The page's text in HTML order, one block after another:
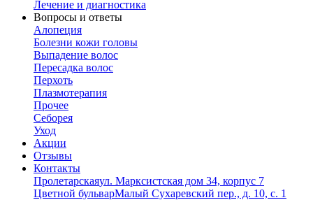
Лечение и диагностика
Вопросы и ответы
Алопеция
Болезни кожи головы
Выпадение волос
Пересадка волос
Перхоть
Плазмотерапия
Прочее
Себорея
Уход
Акции
Отзывы
Контакты
Пролетарскаяул. Марксистская дом 34, корпус 7
Цветной бульварМалый Сухаревский пер., д. 10, с. 1